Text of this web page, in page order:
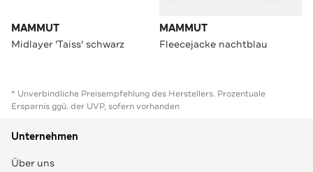
MAMMUT
Midlayer 'Taiss' schwarz
MAMMUT
Fleecejacke nachtblau
* Unverbindliche Preisempfehlung des Herstellers. Prozentuale
Ersparnis ggü. der UVP, sofern vorhanden
Unternehmen
Über uns